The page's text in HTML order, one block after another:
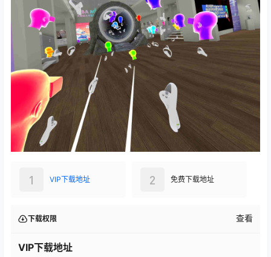
VIP下载地址
1 免费下载地址
2
下载权限 查看
VIP下载地址